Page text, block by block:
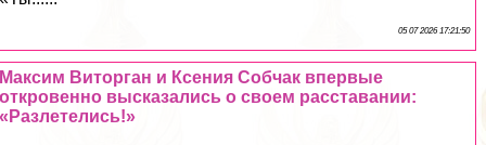
05 07 2026 17:21:50
Максим Виторган и Ксения Собчак впервые
откровенно высказались о своем расставании:
«Разлетелись!»